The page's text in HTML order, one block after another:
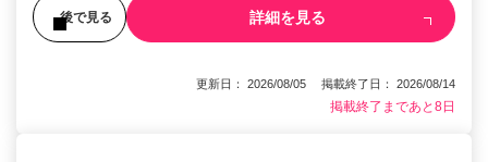
後で見る 詳細を見る
更新日： 2026/08/05 掲載終了日： 2026/08/14
掲載終了まであと8日